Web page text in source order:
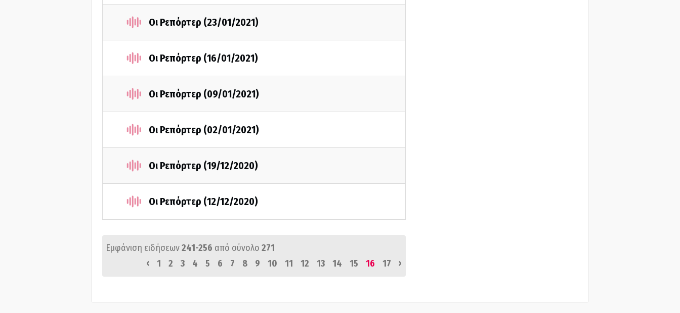
Οι Ρεπόρτερ (23/01/2021)
Οι Ρεπόρτερ (16/01/2021)
Οι Ρεπόρτερ (09/01/2021)
Οι Ρεπόρτερ (02/01/2021)
Οι Ρεπόρτερ (19/12/2020)
Οι Ρεπόρτερ (12/12/2020)
Εμφάνιση ειδήσεων241-256 από σύνολο 271
‹
1 2 3 4 5 6 7 8 9 10 11 12 13 14 15 16 17 ›